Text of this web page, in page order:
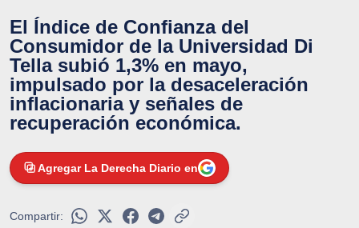
El Índice de Confianza del
Consumidor de la Universidad Di
Tella subió 1,3% en mayo,
impulsado por la desaceleración
inflacionaria y señales de
recuperación económica.
Agregar La Derecha Diario en
Compartir: